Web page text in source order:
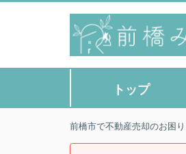
トップ
前橋市で不動産売却のお困